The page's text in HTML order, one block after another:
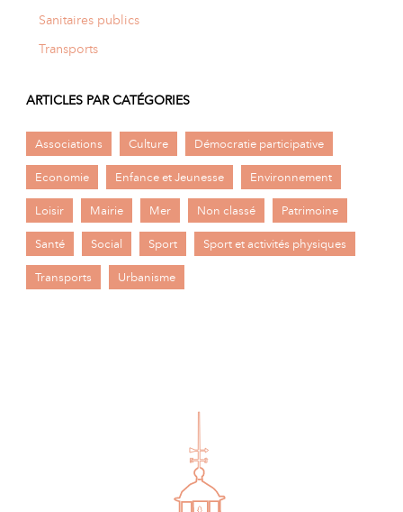
Sanitaires publics
Transports
ARTICLES PAR CATÉGORIES
Associations Culture Démocratie participative
Economie Enfance et Jeunesse Environnement
Loisir Mairie Mer Non classé Patrimoine
Santé Social Sport Sport et activités physiques
Transports Urbanisme